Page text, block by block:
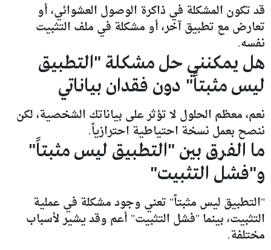
قد تكون المشكلة في ذاكرة الوصول العشوائي، أو
تعارض مع تطبيق آخر، أو مشكلة في ملف التثبيت
نفسه.
هل يمكنني حل مشكلة "التطبيق
ليس مثبتاً" دون فقدان بياناتي
نعم، معظم الحلول لا تؤثر على بياناتك الشخصية، لكن
ننصح بعمل نسخة احتياطية احترازياً.
ما الفرق بين "التطبيق ليس مثبتاً"
و"فشل التثبيت"
"التطبيق ليس مثبتاً" تعني وجود مشكلة في عملية
التثبيت، بينما "فشل التثبيت" أعم وقد يشير لأسباب
مختلفة.